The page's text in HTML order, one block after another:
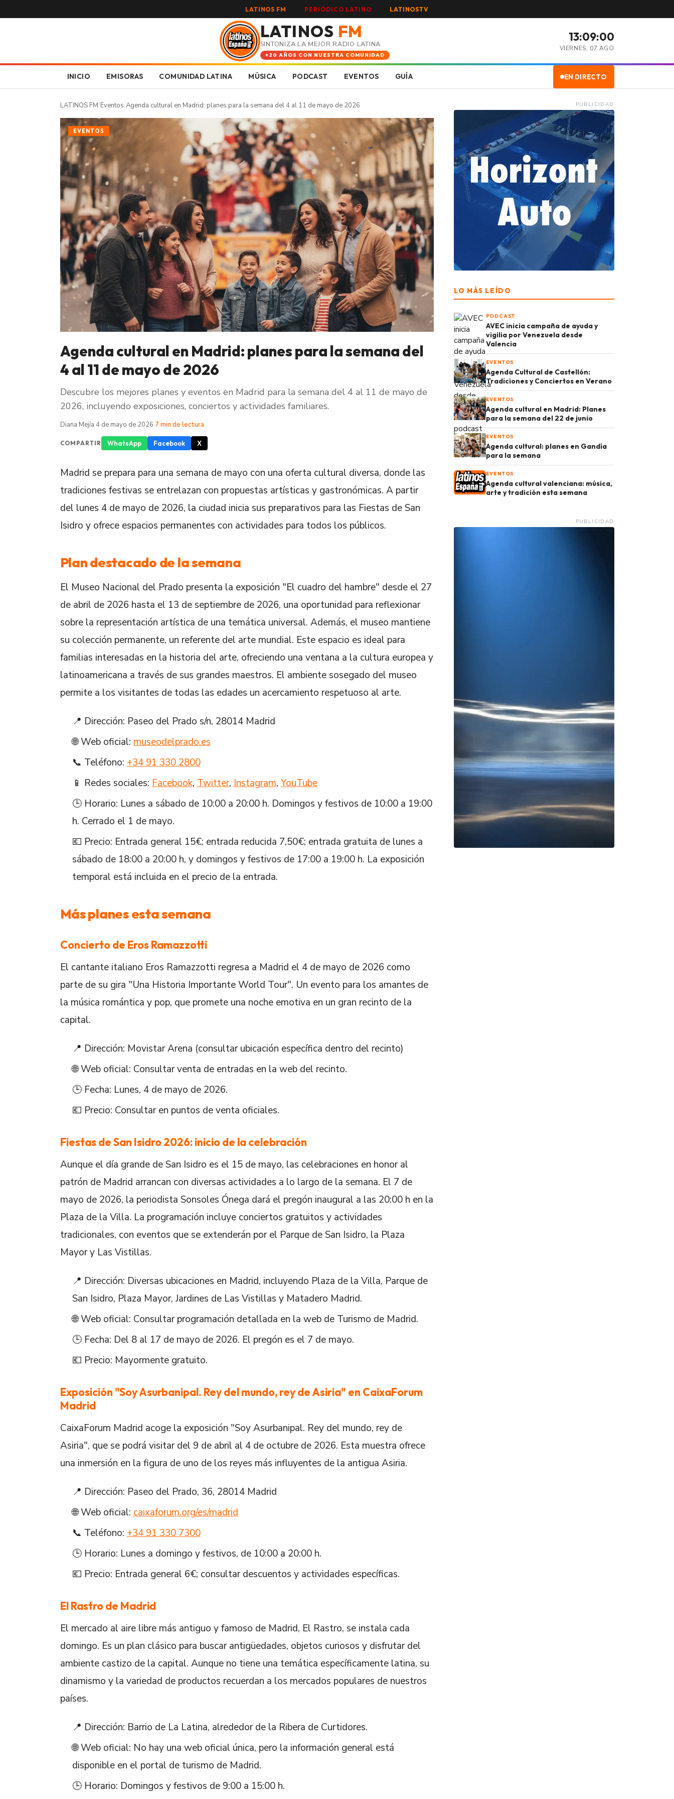
LATINOS FM PERIÓDICO LATINO LATINOSTV
LATINOS FM
SINTONIZA LA MEJOR RADIO LATINA
+20 AÑOS CON NUESTRA COMUNIDAD
13:09:01
VIERNES, 07 AGO
INICIO EMISORAS COMUNIDAD LATINA MÚSICA PODCAST EVENTOS GUÍA EN DIRECTO
LATINOS FM/Eventos/Agenda cultural en Madrid: planes para la semana del 4 al 11 de mayo de 2026
EVENTOS
Agenda cultural en Madrid: planes para la semana del
4 al 11 de mayo de 2026
Descubre los mejores planes y eventos en Madrid para la semana del 4 al 11 de mayo de
2026, incluyendo exposiciones, conciertos y actividades familiares.
Diana Mejía·4 de mayo de 2026·7 min de lectura
COMPARTIR WhatsApp Facebook X
Madrid se prepara para una semana de mayo con una oferta cultural diversa, donde las
tradiciones festivas se entrelazan con propuestas artísticas y gastronómicas. A partir
del lunes 4 de mayo de 2026, la ciudad inicia sus preparativos para las Fiestas de San
Isidro y ofrece espacios permanentes con actividades para todos los públicos.
Plan destacado de la semana
El Museo Nacional del Prado presenta la exposición "El cuadro del hambre" desde el 27
de abril de 2026 hasta el 13 de septiembre de 2026, una oportunidad para reflexionar
sobre la representación artística de una temática universal. Además, el museo mantiene
su colección permanente, un referente del arte mundial. Este espacio es ideal para
familias interesadas en la historia del arte, ofreciendo una ventana a la cultura europea y
latinoamericana a través de sus grandes maestros. El ambiente sosegado del museo
permite a los visitantes de todas las edades un acercamiento respetuoso al arte.
📍 Dirección: Paseo del Prado s/n, 28014 Madrid
🌐 Web oficial: museodelprado.es
📞 Teléfono: +34 91 330 2800
📱 Redes sociales: Facebook, Twitter, Instagram, YouTube
🕒 Horario: Lunes a sábado de 10:00 a 20:00 h. Domingos y festivos de 10:00 a 19:00
h. Cerrado el 1 de mayo.
💶 Precio: Entrada general 15€; entrada reducida 7,50€; entrada gratuita de lunes a
sábado de 18:00 a 20:00 h, y domingos y festivos de 17:00 a 19:00 h. La exposición
temporal está incluida en el precio de la entrada.
Más planes esta semana
Concierto de Eros Ramazzotti
El cantante italiano Eros Ramazzotti regresa a Madrid el 4 de mayo de 2026 como
parte de su gira "Una Historia Importante World Tour". Un evento para los amantes de
la música romántica y pop, que promete una noche emotiva en un gran recinto de la
capital.
📍 Dirección: Movistar Arena (consultar ubicación específica dentro del recinto)
🌐 Web oficial: Consultar venta de entradas en la web del recinto.
🕒 Fecha: Lunes, 4 de mayo de 2026.
💶 Precio: Consultar en puntos de venta oficiales.
Fiestas de San Isidro 2026: inicio de la celebración
Aunque el día grande de San Isidro es el 15 de mayo, las celebraciones en honor al
patrón de Madrid arrancan con diversas actividades a lo largo de la semana. El 7 de
mayo de 2026, la periodista Sonsoles Ónega dará el pregón inaugural a las 20:00 h en la
Plaza de la Villa. La programación incluye conciertos gratuitos y actividades
tradicionales, con eventos que se extenderán por el Parque de San Isidro, la Plaza
Mayor y Las Vistillas.
📍 Dirección: Diversas ubicaciones en Madrid, incluyendo Plaza de la Villa, Parque de
San Isidro, Plaza Mayor, Jardines de Las Vistillas y Matadero Madrid.
🌐 Web oficial: Consultar programación detallada en la web de Turismo de Madrid.
🕒 Fecha: Del 8 al 17 de mayo de 2026. El pregón es el 7 de mayo.
💶 Precio: Mayormente gratuito.
Exposición "Soy Asurbanipal. Rey del mundo, rey de Asiria" en CaixaForum
Madrid
CaixaForum Madrid acoge la exposición "Soy Asurbanipal. Rey del mundo, rey de
Asiria", que se podrá visitar del 9 de abril al 4 de octubre de 2026. Esta muestra ofrece
una inmersión en la figura de uno de los reyes más influyentes de la antigua Asiria.
📍 Dirección: Paseo del Prado, 36, 28014 Madrid
🌐 Web oficial: caixaforum.org/es/madrid
📞 Teléfono: +34 91 330 7300
🕒 Horario: Lunes a domingo y festivos, de 10:00 a 20:00 h.
💶 Precio: Entrada general 6€; consultar descuentos y actividades específicas.
El Rastro de Madrid
El mercado al aire libre más antiguo y famoso de Madrid, El Rastro, se instala cada
domingo. Es un plan clásico para buscar antigüedades, objetos curiosos y disfrutar del
ambiente castizo de la capital. Aunque no tiene una temática específicamente latina, su
dinamismo y la variedad de productos recuerdan a los mercados populares de nuestros
países.
📍 Dirección: Barrio de La Latina, alrededor de la Ribera de Curtidores.
🌐 Web oficial: No hay una web oficial única, pero la información general está
disponible en el portal de turismo de Madrid.
🕒 Horario: Domingos y festivos de 9:00 a 15:00 h.
PUBLICIDAD
LO MÁS LEÍDO
PODCAST
AVEC inicia campaña de ayuda y
vigilia por Venezuela desde
Valencia
EVENTOS
Agenda Cultural de Castellón:
Tradiciones y Conciertos en Verano
EVENTOS
Agenda cultural en Madrid: Planes
para la semana del 22 de junio
EVENTOS
Agenda cultural: planes en Gandía
para la semana
EVENTOS
Agenda cultural valenciana: música,
arte y tradición esta semana
PUBLICIDAD